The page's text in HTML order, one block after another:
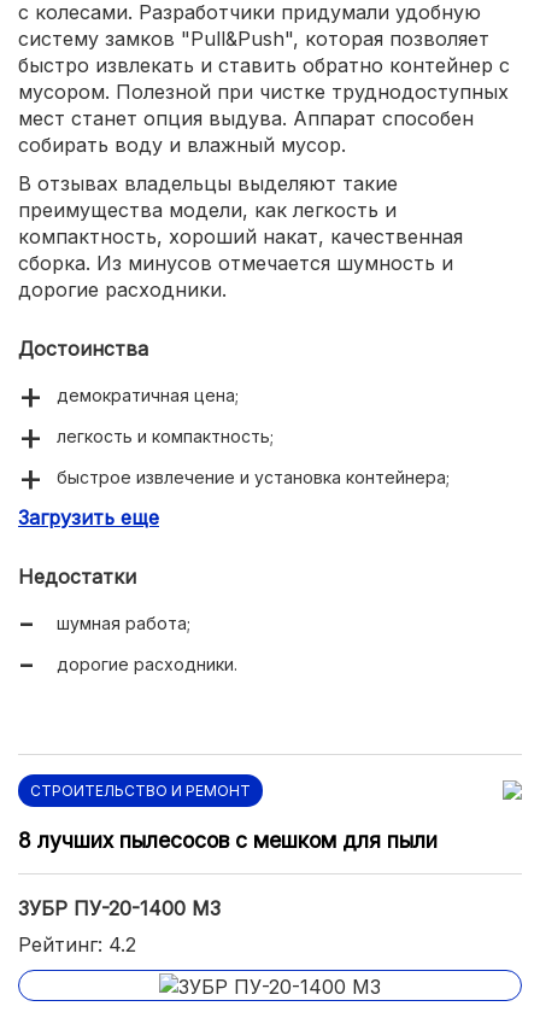
с колесами. Разработчики придумали удобную
систему замков "Pull&Push", которая позволяет
быстро извлекать и ставить обратно контейнер с
мусором. Полезной при чистке труднодоступных
мест станет опция выдува. Аппарат способен
собирать воду и влажный мусор.
В отзывах владельцы выделяют такие
преимущества модели, как легкость и
компактность, хороший накат, качественная
сборка. Из минусов отмечается шумность и
дорогие расходники.
Достоинства
демократичная цена;
легкость и компактность;
быстрое извлечение и установка контейнера;
маневренность.
Загрузить еще
Недостатки
шумная работа;
дорогие расходники.
СТРОИТЕЛЬСТВО И РЕМОНТ
8 лучших пылесосов с мешком для пыли
ЗУБР ПУ-20-1400 М3
Рейтинг: 4.2